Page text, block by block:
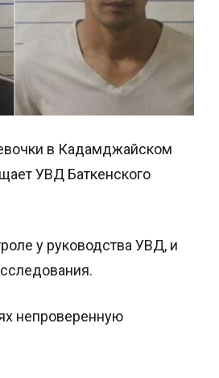
в Кадамджайском
УВД Баткенского
у руководства УВД, и
непроверенную